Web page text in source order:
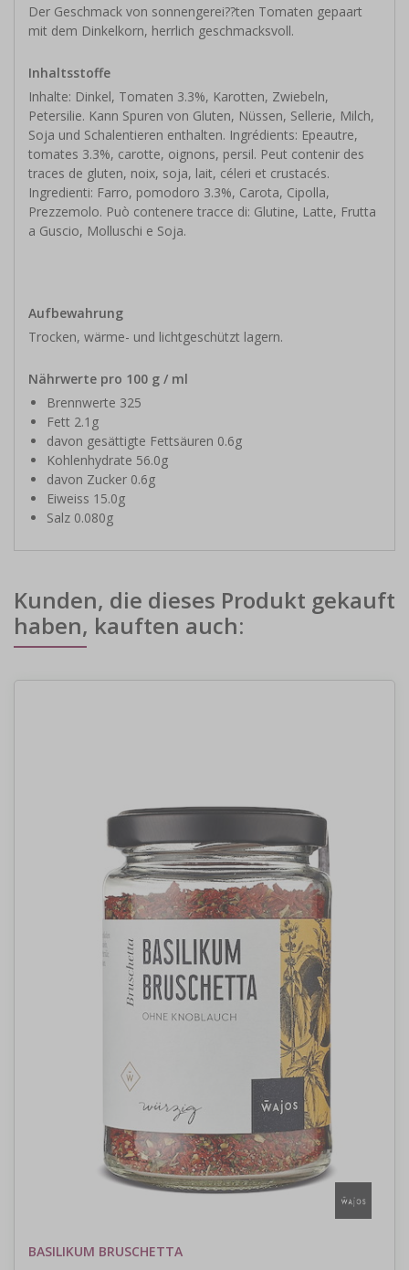
Der Geschmack von sonnengerei??ten Tomaten gepaart
mit dem Dinkelkorn, herrlich geschmacksvoll.
Inhaltsstoffe
Inhalte: Dinkel, Tomaten 3.3%, Karotten, Zwiebeln,
Petersilie. Kann Spuren von Gluten, Nüssen, Sellerie, Milch,
Soja und Schalentieren enthalten. Ingrédients: Epeautre,
tomates 3.3%, carotte, oignons, persil. Peut contenir des
traces de gluten, noix, soja, lait, céleri et crustacés.
Ingredienti: Farro, pomodoro 3.3%, Carota, Cipolla,
Prezzemolo. Può contenere tracce di: Glutine, Latte, Frutta
a Guscio, Molluschi e Soja.
Aufbewahrung
Trocken, wärme- und lichtgeschützt lagern.
Nährwerte pro 100 g / ml
Brennwerte 325
Fett 2.1g
davon gesättigte Fettsäuren 0.6g
Kohlenhydrate 56.0g
davon Zucker 0.6g
Eiweiss 15.0g
Salz 0.080g
Kunden, die dieses Produkt gekauft
haben, kauften auch:
BASILIKUM BRUSCHETTA